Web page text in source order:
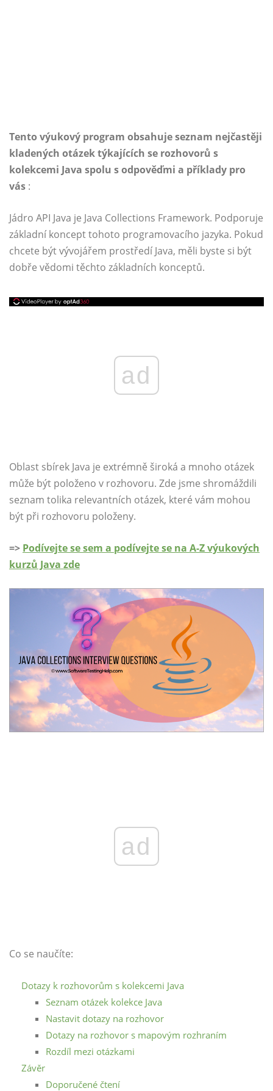
Tento výukový program obsahuje seznam nejčastěji
kladených otázek týkajících se rozhovorů s
kolekcemi Java spolu s odpověďmi a příklady pro
vás :
Jádro API Java je Java Collections Framework. Podporuje
základní koncept tohoto programovacího jazyka. Pokud
chcete být vývojářem prostředí Java, měli byste si být
dobře vědomi těchto základních konceptů.
ad
Oblast sbírek Java je extrémně široká a mnoho otázek
může být položeno v rozhovoru. Zde jsme shromáždili
seznam tolika relevantních otázek, které vám mohou
být při rozhovoru položeny.
=> Podívejte se sem a podívejte se na A-Z výukových
kurzů Java zde
ad
Co se naučíte:
Dotazy k rozhovorům s kolekcemi Java
Seznam otázek kolekce Java
Nastavit dotazy na rozhovor
Dotazy na rozhovor s mapovým rozhraním
Rozdíl mezi otázkami
Závěr
Doporučené čtení